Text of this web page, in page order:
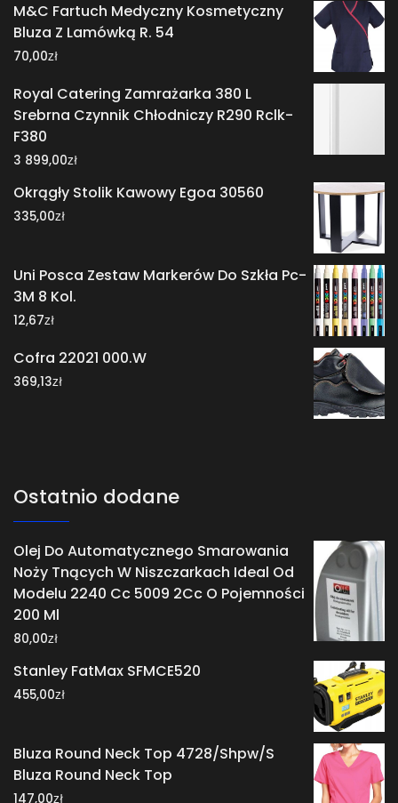
M&C Fartuch Medyczny Kosmetyczny
Bluza Z Lamówką R. 54
70,00zł
Royal Catering Zamrażarka 380 L
Srebrna Czynnik Chłodniczy R290 Rclk-
F380
3 899,00zł
Okrągły Stolik Kawowy Egoa 30560
335,00zł
Uni Posca Zestaw Markerów Do Szkła Pc-
3M 8 Kol.
12,67zł
Cofra 22021 000.W
369,13zł
Ostatnio dodane
Olej Do Automatycznego Smarowania
Noży Tnących W Niszczarkach Ideal Od
Modelu 2240 Cc 5009 2Cc O Pojemności
200 Ml
80,00zł
Stanley FatMax SFMCE520
455,00zł
Bluza Round Neck Top 4728/Shpw/S
Bluza Round Neck Top
147,00zł